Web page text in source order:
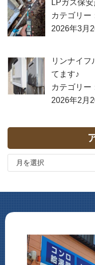
LPガス保
カテゴリー
2026年3月
リンナイフ
てます♪
カテゴリー
2026年2月